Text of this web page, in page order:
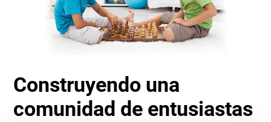
Construyendo una
comunidad de entusiastas